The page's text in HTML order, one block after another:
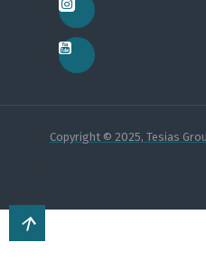
Copyright © 2025, Tesias